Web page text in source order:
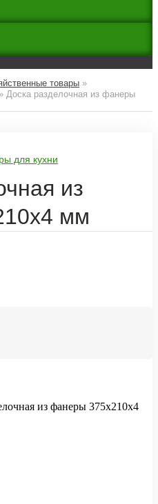
товары »
» Доска разделочная из фанеры
для кухни
из
мм
из фанеры 375x210x4